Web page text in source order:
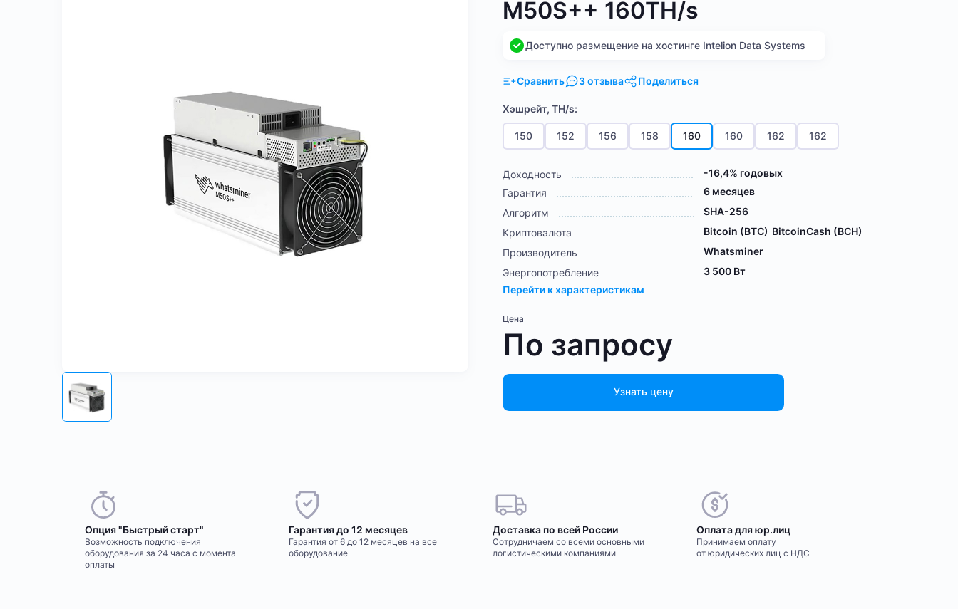
M50S++ 160TH/s
Доступно размещение на хостинге Intelion Data Systems
Сравнить 3 отзыва Поделиться
Хэшрейт, TH/s:
150 152 156 158 160 160 162 162
Доходность
-16,4% годовых
Гарантия
6 месяцев
Алгоритм
SHA-256
Криптовалюта
Bitcoin (BTC) BitcoinCash (BCH)
Производитель
Whatsminer
Энергопотребление
3 500 Вт
Перейти к характеристикам
Цена
По запросу
Узнать цену
Опция "Быстрый старт"
Возможность подключения
оборудования за 24 часа с момента
оплаты
Гарантия до 12 месяцев
Гарантия от 6 до 12 месяцев на все
оборудование
Доставка по всей России
Сотрудничаем со всеми основными
логистическими компаниями
Оплата для юр.лиц
Принимаем оплату
от юридических лиц с НДС